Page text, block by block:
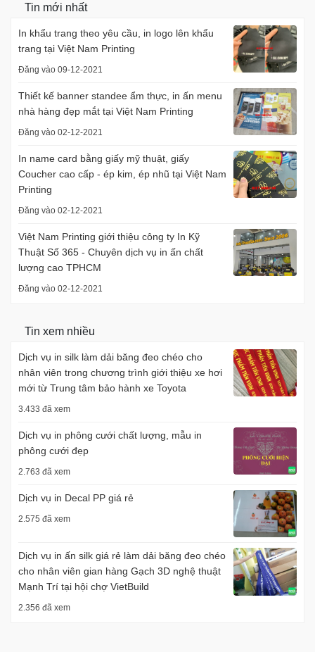
Tin mới nhất
In khẩu trang theo yêu cầu, in logo lên khẩu
trang tại Việt Nam Printing
Đăng vào 09-12-2021
Thiết kế banner standee ẩm thực, in ấn menu
nhà hàng đẹp mắt tại Việt Nam Printing
Đăng vào 02-12-2021
In name card bằng giấy mỹ thuật, giấy
Coucher cao cấp - ép kim, ép nhũ tại Việt Nam
Printing
Đăng vào 02-12-2021
Việt Nam Printing giới thiệu công ty In Kỹ
Thuật Số 365 - Chuyên dịch vụ in ấn chất
lượng cao TPHCM
Đăng vào 02-12-2021
Tin xem nhiều
Dịch vụ in silk làm dải băng đeo chéo cho
nhân viên trong chương trình giới thiệu xe hơi
mới từ Trung tâm bảo hành xe Toyota
3.433 đã xem
Dịch vụ in phông cưới chất lượng, mẫu in
phông cưới đẹp
2.763 đã xem
Dịch vụ in Decal PP giá rẻ
2.575 đã xem
Dịch vụ in ấn silk giá rẻ làm dải băng đeo chéo
cho nhân viên gian hàng Gạch 3D nghệ thuật
Mạnh Trí tại hội chợ VietBuild
2.356 đã xem